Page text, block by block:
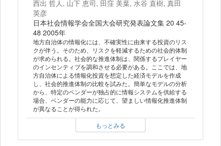
西出 哲人, 山下 恵司, 田窪 美葉, 水谷 直樹, 真田
英彦
日本社会情報学会全国大会研究発表論文集 20 45-
48 2005年
地方自治体の情報化には、不確実性に由来する投資のリス
クが伴う。そのため、リスクを軽減するための社会的体制
が求められる。社会的な推進体制は、関係するプレイヤー
のインセンティブを調和させる必要がある。ここでは、地
方自治体による情報化投資を想定した経済モデルを作成
し、社会的推進体制の比較を試みた。簡単なモデルの分析
から、特定のベンダーが独占的に情報システムを供給する
場合、ベンダーの能力に応じて、望ましい情報化推進体制
が異なることが得られた。
もっとみる